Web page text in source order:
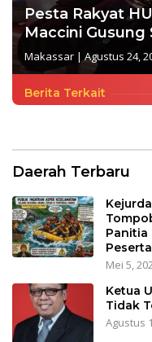
Pesta Rakyat
Maccini Gusung
Makassar | Agustus 24,
Berita Terkait
Daerah Terbaru
Panitia
Mei 5,
Ketua
Tidak
Agustus